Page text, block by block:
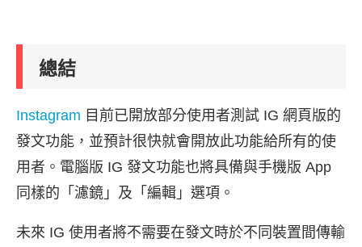
總結
Instagram 目前已開放部分使用者測試 IG 網頁版的
發文功能，並預計很快就會開放此功能給所有的使
用者。電腦版 IG 發文功能也將具備與手機版 App
同樣的「濾鏡」及「編輯」選項。
未來 IG 使用者將不需要在發文時於不同裝置間傳輸